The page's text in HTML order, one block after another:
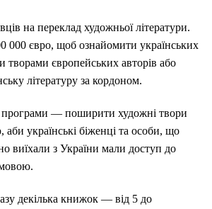
на переклад художньої літератури.
000 євро, щоб ознайомити українських
творами європейських авторів або
літературу за кордоном.
програми — поширити художні твори
українські біженці та особи, що
виїхали з України мали доступ до
декілька книжок — від 5 до